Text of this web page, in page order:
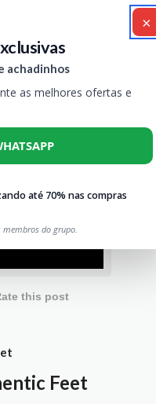
×
achadinhos
as melhores ofertas e
até 70% nas compras
membros do grupo.
this post
Feet